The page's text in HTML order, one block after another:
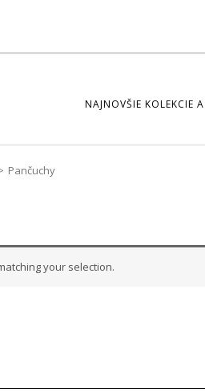
NAJNOVŠIE KOLEKCIE
Pančuchy
your selection.